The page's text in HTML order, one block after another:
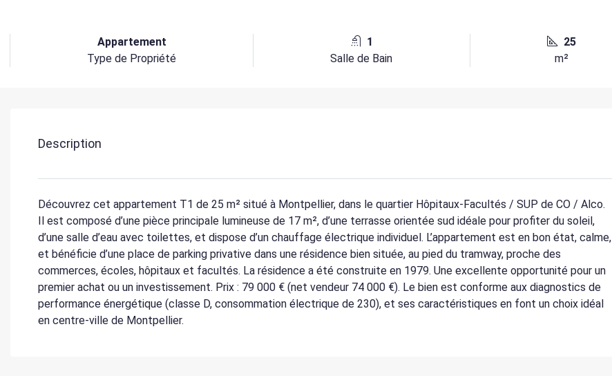
Appartement
Type de Propriété
1
Salle de Bain
25
m²
Description
Découvrez cet appartement T1 de 25 m² situé à Montpellier, dans le quartier Hôpitaux-Facultés / SUP de CO / Alco.
Il est composé d’une pièce principale lumineuse de 17 m², d’une terrasse orientée sud idéale pour profiter du soleil,
d’une salle d’eau avec toilettes, et dispose d’un chauffage électrique individuel. L’appartement est en bon état, calme,
et bénéficie d’une place de parking privative dans une résidence bien située, au pied du tramway, proche des
commerces, écoles, hôpitaux et facultés. La résidence a été construite en 1979. Une excellente opportunité pour un
premier achat ou un investissement. Prix : 79 000 € (net vendeur 74 000 €). Le bien est conforme aux diagnostics de
performance énergétique (classe D, consommation électrique de 230), et ses caractéristiques en font un choix idéal
en centre-ville de Montpellier.